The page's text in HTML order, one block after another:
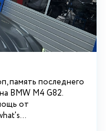
память последнего
BMW М4 G82.
от